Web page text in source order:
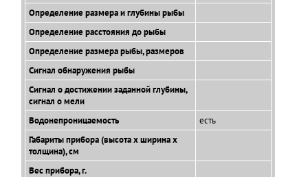
Определение размера и глубины рыбы
Определение расстояния до рыбы
Определение размера рыбы, размеров
Сигнал обнаружения рыбы
Сигнал о достижении заданной глубины,
сигнал о мели
Водонепроницаемость
есть
Габариты прибора (высота х ширина х
толщина), см
Вес прибора, г.